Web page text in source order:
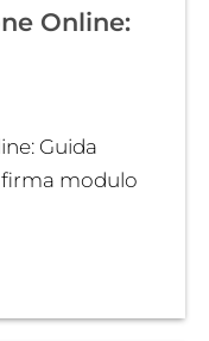
Online:
Guida
firma modulo